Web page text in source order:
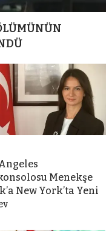
Menekşe
New York’ta Yeni